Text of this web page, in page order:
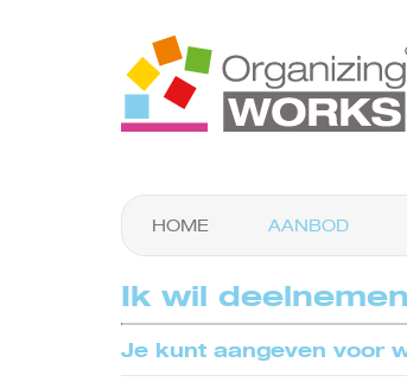
HOME AANBOD
Ik wil
Je kunt aangeven voor